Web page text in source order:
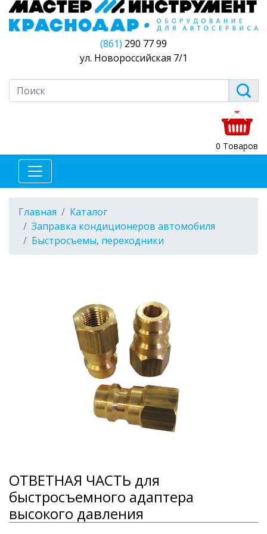
(861) 290 77 99
ул. Новороссийская 7/1
0 Товаров
Главная
Каталог
Заправка кондиционеров автомобиля
Быстросъемы, переходники
ОТВЕТНАЯ ЧАСТЬ для
быстросъемного адаптера
высокого давления